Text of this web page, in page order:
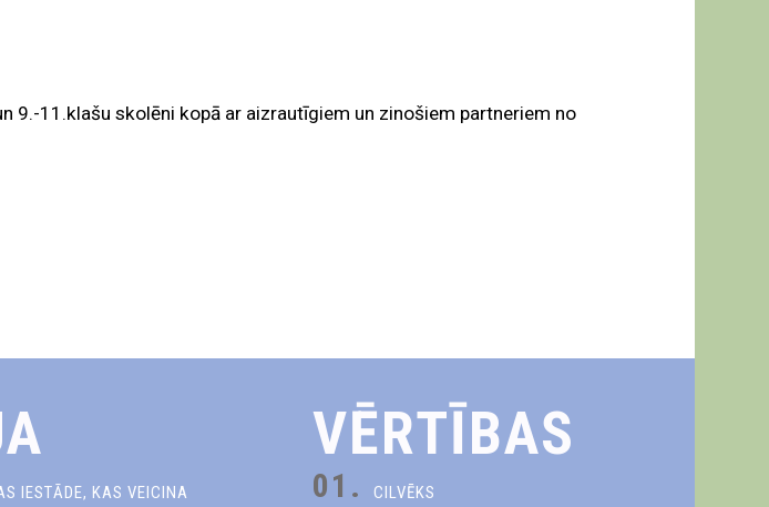
11.klašu skolēni kopā ar aizrautīgiem un zinošiem partneriem no
IESTĀDE, KAS VEICINA
VĒRTĪBAS
01. CILVĒKS